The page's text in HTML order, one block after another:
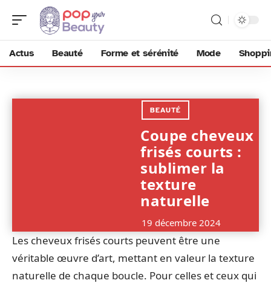
Actus Beauté Forme et sérénité Mode
BEAUTÉ
Coupe cheveux
frisés courts :
sublimer la
texture
naturelle
19 décembre 2024
Les cheveux frisés courts peuvent être une
véritable œuvre d’art, mettant en valeur la texture
naturelle de chaque boucle. Pour celles et ceux qui